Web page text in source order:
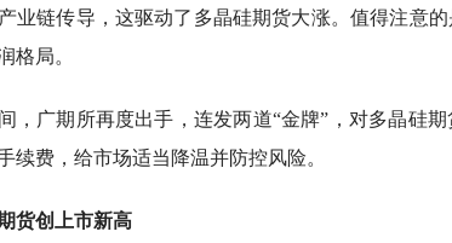
业链传导，这驱动了多晶硅期货大涨。值得注意
格局。
，广期所再度出手，连发两道“金牌”，对多晶硅
续费，给市场适当降温并防控风险。
货创上市新高